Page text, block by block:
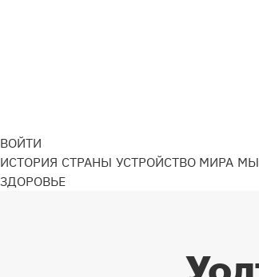
ВОЙТИ
ИСТОРИЯ СТРАНЫ УСТРОЙСТВО МИРА
ЗДОРОВЬЕ